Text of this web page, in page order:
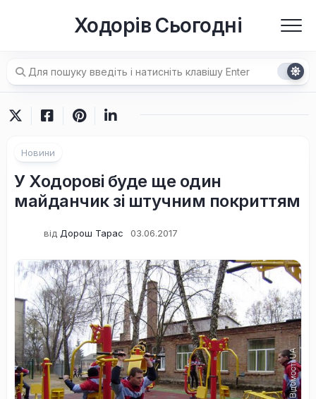
Ходорів Сьогодні
Новини
У Ходорові буде ще один
майданчик зі штучним покриттям
від Дорош Тарас 03.06.2017